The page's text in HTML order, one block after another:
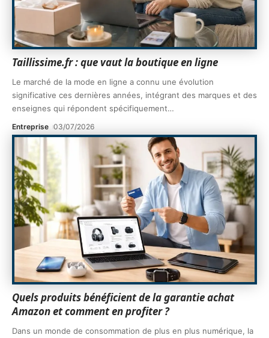
Taillissime.fr : que vaut la boutique en ligne
Le marché de la mode en ligne a connu une évolution
significative ces dernières années, intégrant des marques et des
enseignes qui répondent spécifiquement…
Entreprise 03/07/2026
Quels produits bénéficient de la garantie achat
Amazon et comment en profiter ?
Dans un monde de consommation de plus en plus numérique, la